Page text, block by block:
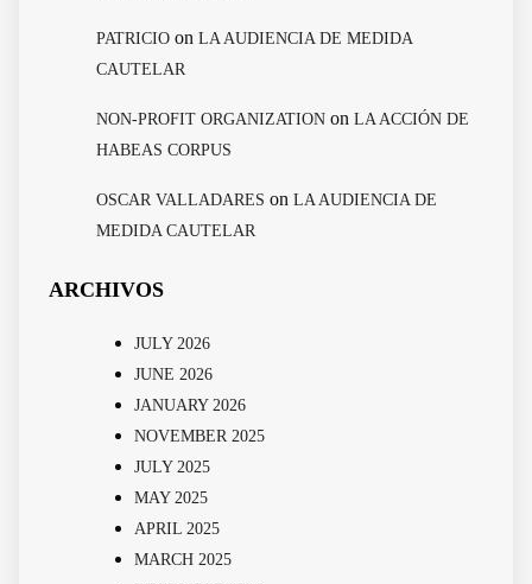
PATRICIO on LA AUDIENCIA DE MEDIDA
CAUTELAR
NON-PROFIT ORGANIZATION on LA ACCIÓN DE
HABEAS CORPUS
OSCAR VALLADARES on LA AUDIENCIA DE
MEDIDA CAUTELAR
ARCHIVOS
JULY 2026
JUNE 2026
JANUARY 2026
NOVEMBER 2025
JULY 2025
MAY 2025
APRIL 2025
MARCH 2025